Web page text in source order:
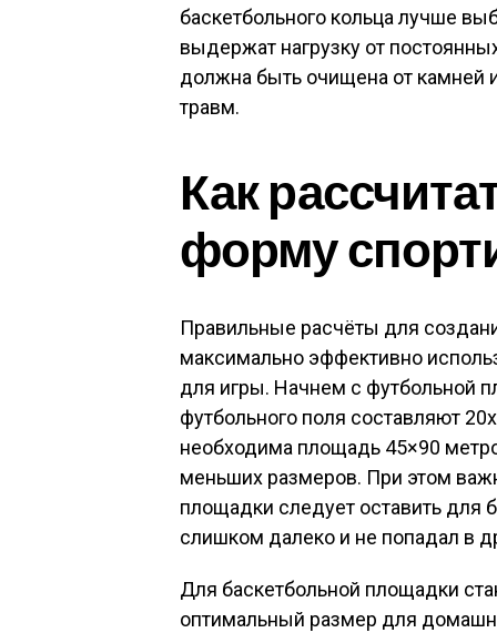
баскетбольного кольца лучше
выдержат нагрузку от
должна быть очищена от камней
травм.
Как
форму
Правильные расчёты для
максимально эффективно
для игры. Начнем с футбольной
футбольного поля составляют
необходима площадь 45×90
меньших размеров. При этом
площадки следует оставить для
слишком далеко и не попадал в
Для баскетбольной площадки
оптимальный размер для